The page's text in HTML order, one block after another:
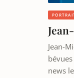
Jean-
news